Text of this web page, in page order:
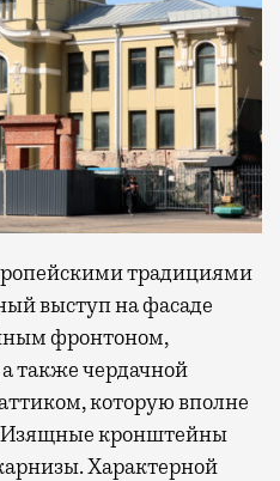
традициями
выступ на фасаде
фронтоном,
также чердачной
которую вполне
Изящные кронштейны
Характерной